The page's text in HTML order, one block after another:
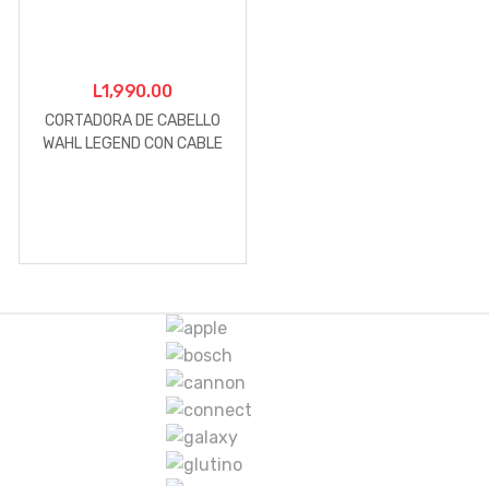
L1,990.00
CORTADORA DE CABELLO
WAHL LEGEND CON CABLE